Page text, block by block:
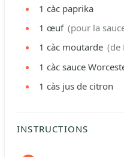
1 càc paprika
1 œuf (pour la
1 càc moutarde (de
1 càc sauce
1 càs jus de citron
INSTRUCTIONS